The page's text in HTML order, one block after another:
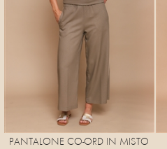
PANTALONE CO-ORD IN MISTO